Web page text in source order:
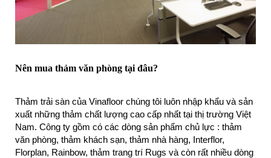
Nên mua thảm văn phòng tại đâu?
Thảm trải sàn của Vinafloor chúng tôi luôn nhập khẩu và sản
xuất những thảm chất lượng cao cấp nhất tại thị trường Việt
Nam. Công ty gồm có các dòng sản phẩm chủ lực : thảm
văn phòng, thảm khách sạn, thảm nhà hàng, Interflor,
Florplan, Rainbow, thảm trang trí Rugs và còn rất nhiều dòng